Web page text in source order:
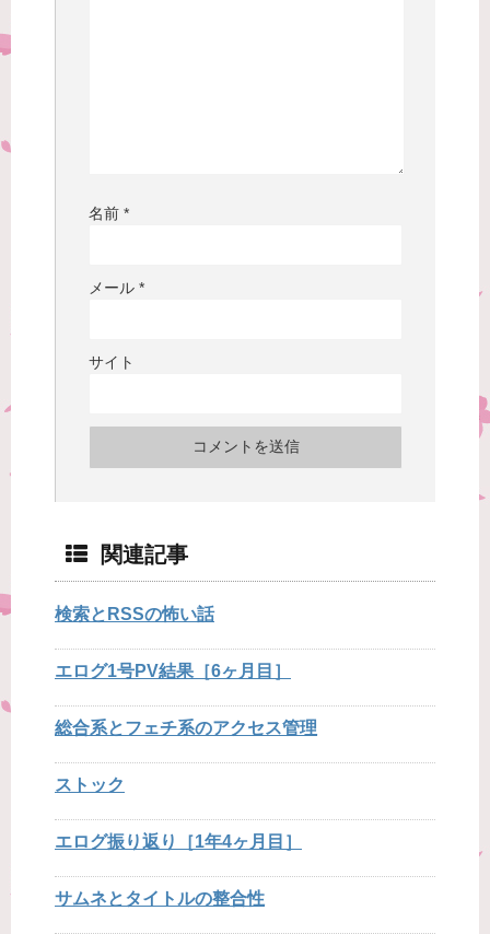
名前 *
メール *
サイト
関連記事
検索とRSSの怖い話
エログ1号PV結果［6ヶ月目］
総合系とフェチ系のアクセス管理
ストック
エログ振り返り［1年4ヶ月目］
サムネとタイトルの整合性